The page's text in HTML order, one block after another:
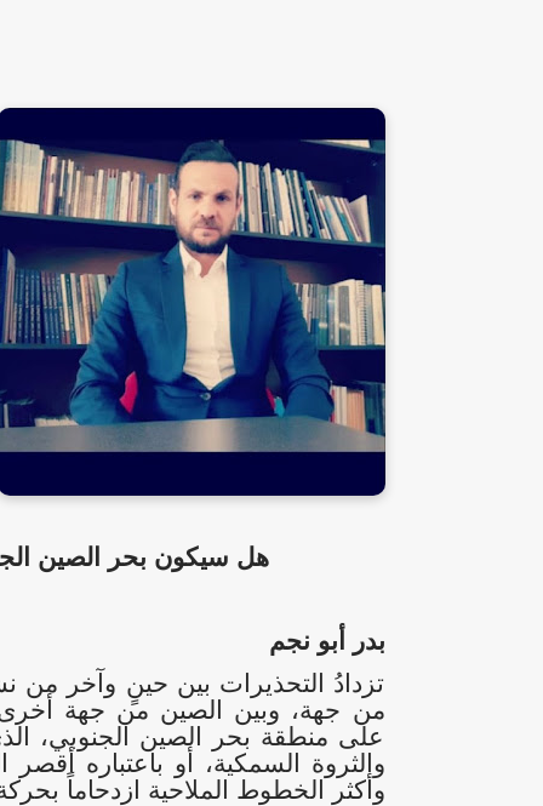
هل سيكون بحر الصين
بدر أبو نجم
تزدادُ التحذيرات بين حينٍ وآخر
من جهة، وبين الصين من جهة أخرى،
على منطقة بحر الصين الجنوبي،
والثروة السمكية، أو باعتباره
وأكثر الخطوط الملاحية ازدحاماً